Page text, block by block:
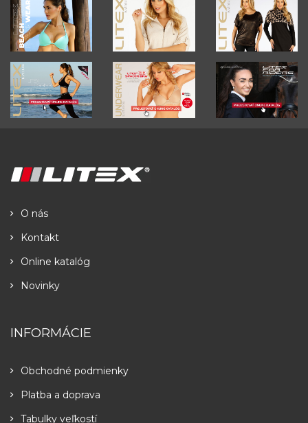
O nás
Kontakt
Online katalóg
Novinky
INFORMÁCIE
Obchodné podmienky
Platba a doprava
Tabulky veľkostí